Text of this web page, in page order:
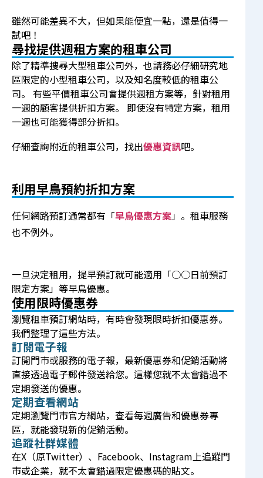
雖然可能差異不大，但如果能便宜一點，還是值得一
試吧！
尋找提供週租方案的租車公司
除了精準搜尋大型租車公司外，也請務必仔細研究地
區限定的小型租車公司，以及知名度較低的租車公
司。 有些平價租車公司會提供週租方案等，針對租用
一週的顧客提供折扣方案。 即使沒有特定方案，租用
一週也可能獲得部分折扣。
仔細查詢附近的租車公司，找出優惠資訊吧。
利用早鳥預約折扣方案
任何網路預訂通常都有「早鳥優惠方案」。租車服務
也不例外。
一旦決定租用，提早預訂就可能適用「○○日前預訂
限定方案」等早鳥優惠。
使用限時優惠券
瀏覽租車預訂網站時，有時會發現限時折扣優惠券。
我們整理了這些方法。
訂閱電子報
訂閱門市或服務的電子報，最新優惠券和促銷活動將
直接透過電子郵件發送給您。這樣您就不太會錯過不
定期發送的優惠。
定期查看網站
定期瀏覽門市官方網站，查看每週廣告和優惠券專
區，就能發現新的促銷活動。
追蹤社群媒體
在X（原Twitter）、Facebook、Instagram上追蹤門
市或企業，就不太會錯過限定優惠碼的貼文。